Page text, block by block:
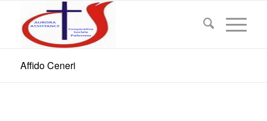
Affido Ceneri